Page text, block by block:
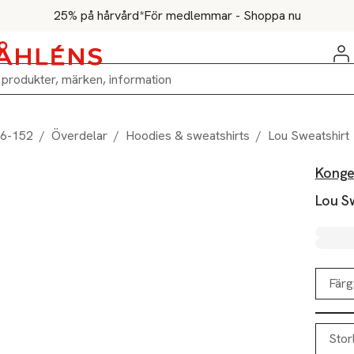
25% på hårvård*För medlemmar - Shoppa nu
152 / Överdelar / Hoodies & sweatshirts / Lou Sweatshirt
Lou